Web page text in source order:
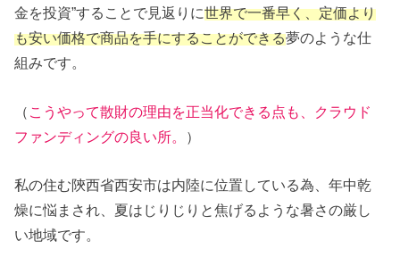
金を投資”することで見返りに世界で一番早く、定価より
も安い価格で商品を手にすることができる夢のような仕
組みです。
（ こうやって散財の理由を正当化できる点も、クラウド
ファンディングの良い所。 ）
私の住む陝西省西安市は内陸に位置している為、年中乾
燥に悩まされ、夏はじりじりと焦げるような暑さの厳し
い地域です。